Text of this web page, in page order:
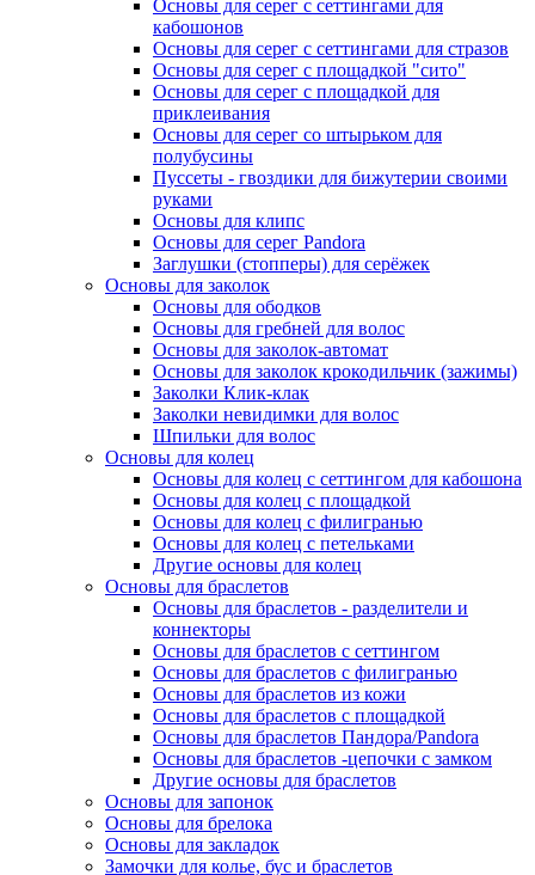
Основы для серег с сеттингами для
кабошонов
Основы для серег с сеттингами для стразов
Основы для серег с площадкой "сито"
Основы для серег с площадкой для
приклеивания
Основы для серег со штырьком для
полубусины
Пуссеты - гвоздики для бижутерии своими
руками
Основы для клипс
Основы для серег Pandora
Заглушки (стопперы) для серёжек
Основы для заколок
Основы для ободков
Основы для гребней для волос
Основы для заколок-автомат
Основы для заколок крокодильчик (зажимы)
Заколки Клик-клак
Заколки невидимки для волос
Шпильки для волос
Основы для колец
Основы для колец с сеттингом для кабошона
Основы для колец с площадкой
Основы для колец с филигранью
Основы для колец с петельками
Другие основы для колец
Основы для браслетов
Основы для браслетов - разделители и
коннекторы
Основы для браслетов с сеттингом
Основы для браслетов с филигранью
Основы для браслетов из кожи
Основы для браслетов с площадкой
Основы для браслетов Пандора/Pandora
Основы для браслетов -цепочки с замком
Другие основы для браслетов
Основы для запонок
Основы для брелока
Основы для закладок
Замочки для колье, бус и браслетов